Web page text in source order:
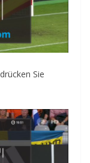
Sie